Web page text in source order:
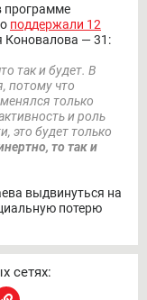
программе
поддержали 12
Коновалова — 31:
так и будет. В
потому что
только
и роль
это будет только
то так и
выдвинуться на
потерю
сетях: